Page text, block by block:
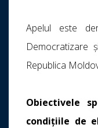
Apelul este
Democratizare
Republica
Obiectivele
condițiile de